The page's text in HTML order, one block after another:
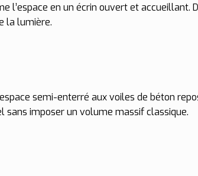
en un écrin ouvert et accueillant.
la lumière.
semi-enterré aux voiles de béton
sans imposer un volume massif classique.